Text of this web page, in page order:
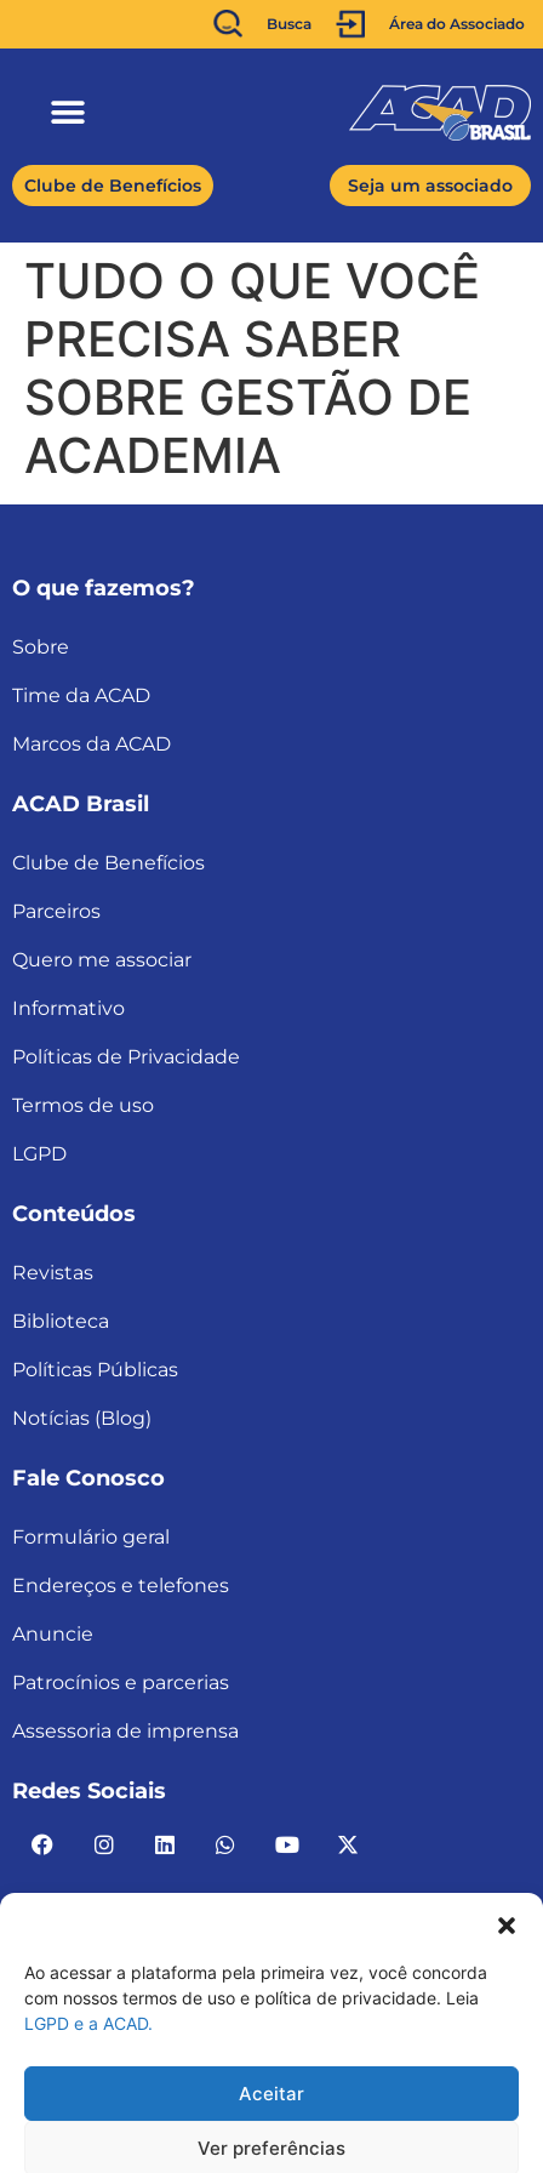
Ao acessar a plataforma pela primeira vez, você concorda
com nossos termos de uso e política de privacidade. Leia
LGPD e a ACAD.
Aceitar
Ver preferências
Busca Área do Associado
Clube de Benefícios Seja um associado
TUDO O QUE VOCÊ
PRECISA SABER
SOBRE GESTÃO DE
ACADEMIA
O que fazemos?
Sobre
Time da ACAD
Marcos da ACAD
ACAD Brasil
Clube de Benefícios
Parceiros
Quero me associar
Informativo
Políticas de Privacidade
Termos de uso
LGPD
Conteúdos
Revistas
Biblioteca
Políticas Públicas
Notícias (Blog)
Fale Conosco
Formulário geral
Endereços e telefones
Anuncie
Patrocínios e parcerias
Assessoria de imprensa
Redes Sociais
ACAD BRASIL – ASSOCIAÇÃO BRASILEIRA DE